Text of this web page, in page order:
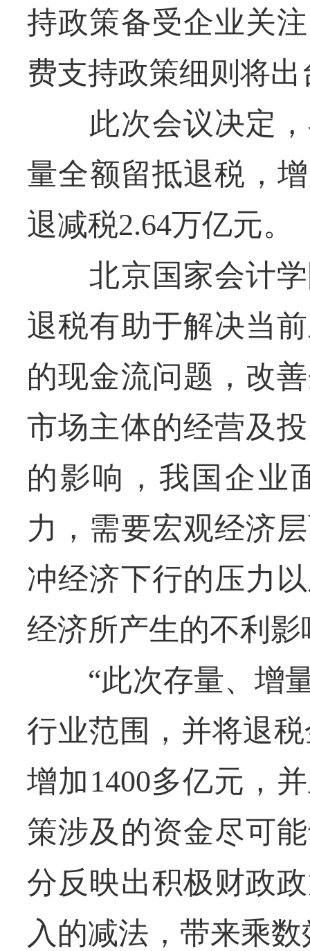
持政策备受企业关
费支持政策细则将出
此次会议决定，
量全额留抵退税，
退减税2.64万亿元。
北京国家会计学
退税有助于解决当
的现金流问题，改
市场主体的经营及
的影响，我国企业
力，需要宏观经济
冲经济下行的压力
经济所产生的不利影
“此次存量、增量
行业范围，并将退
增加1400多亿元，
策涉及的资金尽可
分反映出积极财政
入的减法，带来乘